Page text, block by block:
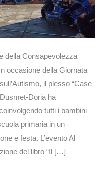
della Consapevolezza
occasione della Giornata
il plesso “Case
Doria ha
tutti i bambini
primaria in un
e festa. L’evento Al
del libro “Il […]